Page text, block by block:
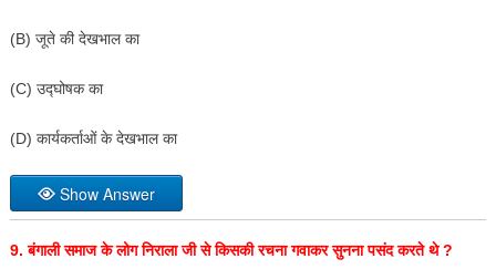
(B) जूते की देखभाल का
(C) उद्घोषक का
(D) कार्यकर्ताओं के देखभाल का
Show Answer
9.बंगाली समाज के लोग निराला जी से किसकी रचना गवाकर सुनना पसंद करते थे?